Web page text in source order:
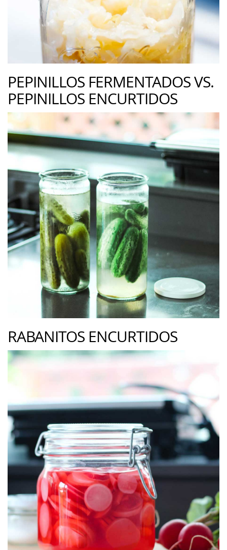
PEPINILLOS FERMENTADOS VS.
PEPINILLOS ENCURTIDOS
RABANITOS ENCURTIDOS